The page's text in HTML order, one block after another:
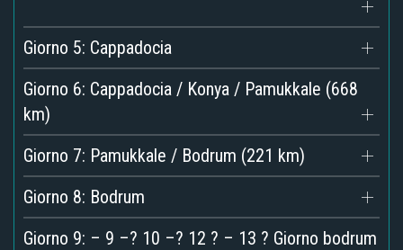
Giorno 5: Cappadocia
Giorno 6: Cappadocia / Konya / Pamukkale (668
km)
Giorno 7: Pamukkale / Bodrum (221 km)
Giorno 8: Bodrum
Giorno 9: – 9 –? 10 –? 12 ? – 13 ? Giorno bodrum